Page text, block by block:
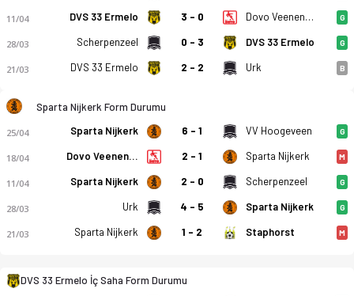
11/04 DVS 33 Ermelo 3 - 0 Dovo Veenendaal G
28/03 Scherpenzeel 0 - 3 DVS 33 Ermelo G
21/03 DVS 33 Ermelo 2 - 2 Urk B
Sparta Nijkerk Form Durumu
25/04 Sparta Nijkerk 6 - 1 VV Hoogeveen G
18/04 Dovo Veenendaal 2 - 1 Sparta Nijkerk M
11/04 Sparta Nijkerk 2 - 0 Scherpenzeel G
28/03 Urk 4 - 5 Sparta Nijkerk G
21/03 Sparta Nijkerk 1 - 2 Staphorst M
DVS 33 Ermelo İç Saha Form Durumu